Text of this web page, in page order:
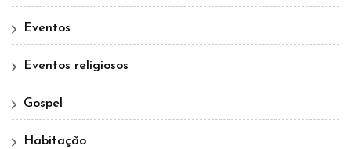
Eventos
Eventos religiosos
Gospel
Habitação